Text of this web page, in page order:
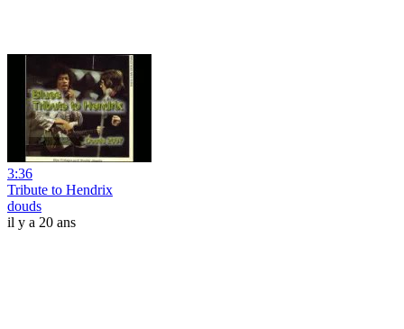
3:36
Tribute to Hendrix
douds
il y a 20 ans